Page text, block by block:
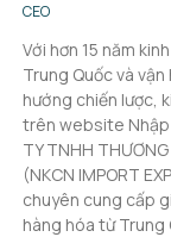
CEO
Với hơn 15 năm
Trung Quốc và
hướng chiến lược,
trên website Nhập
TY TNHH
(NKCN IMPORT
chuyên cung cấp
hàng hóa từ Trung